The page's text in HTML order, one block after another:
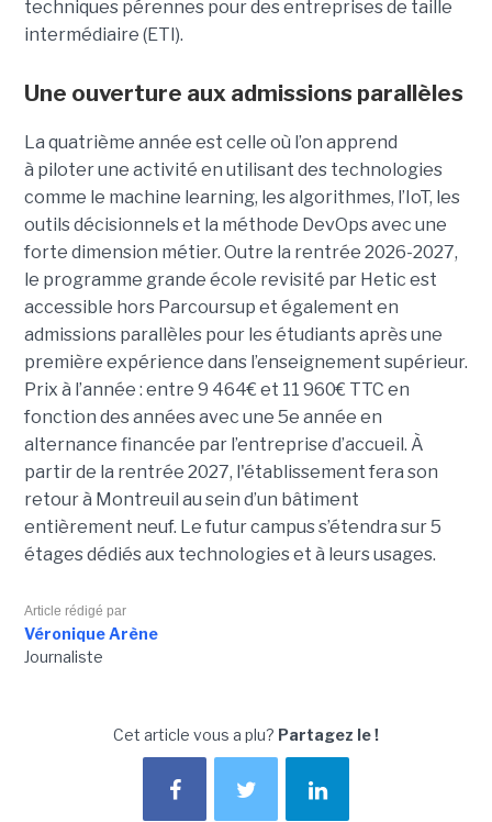
techniques pérennes pour des entreprises de taille
intermédiaire (ETI).
Une ouverture aux admissions parallèles
La quatrième année est celle où l’on apprend
à piloter une activité en utilisant des technologies
comme le machine learning, les algorithmes, l’IoT, les
outils décisionnels et la méthode DevOps avec une
forte dimension métier. Outre la rentrée 2026-2027,
le programme grande école revisité par Hetic est
accessible hors Parcoursup et également en
admissions parallèles pour les étudiants après une
première expérience dans l’enseignement supérieur.
Prix à l’année : entre 9 464€ et 11 960€ TTC en
fonction des années avec une 5e année en
alternance financée par l’entreprise d’accueil. À
partir de la rentrée 2027, l'établissement fera son
retour à Montreuil au sein d’un bâtiment
entièrement neuf. Le futur campus s’étendra sur 5
étages dédiés aux technologies et à leurs usages.
Article rédigé par
Véronique Arène
Journaliste
Cet article vous a plu? Partagez le !